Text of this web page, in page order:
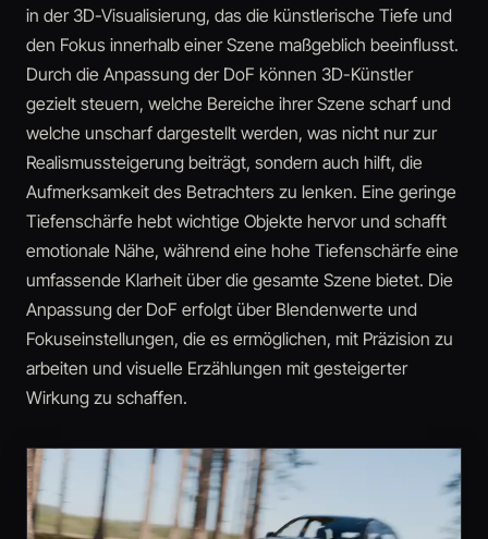
in der 3D-Visualisierung, das die künstlerische Tiefe und
den Fokus innerhalb einer Szene maßgeblich beeinflusst.
Durch die Anpassung der DoF können 3D-Künstler
gezielt steuern, welche Bereiche ihrer Szene scharf und
welche unscharf dargestellt werden, was nicht nur zur
Realismussteigerung beiträgt, sondern auch hilft, die
Aufmerksamkeit des Betrachters zu lenken. Eine geringe
Tiefenschärfe hebt wichtige Objekte hervor und schafft
emotionale Nähe, während eine hohe Tiefenschärfe eine
umfassende Klarheit über die gesamte Szene bietet. Die
Anpassung der DoF erfolgt über Blendenwerte und
Fokuseinstellungen, die es ermöglichen, mit Präzision zu
arbeiten und visuelle Erzählungen mit gesteigerter
Wirkung zu schaffen.